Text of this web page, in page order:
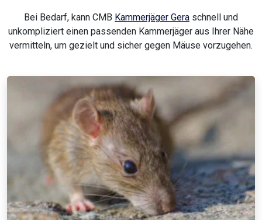
Bei Bedarf, kann CMB Kammerjäger Gera schnell und
unkompliziert einen passenden Kammerjäger aus Ihrer Nähe
vermitteln, um gezielt und sicher gegen Mäuse vorzugehen.